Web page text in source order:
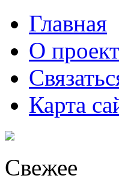
Главная
О
Карта
Свежее